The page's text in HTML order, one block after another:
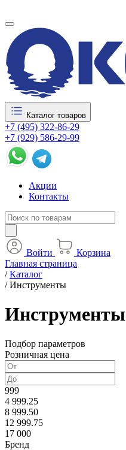
Каталог товаров
+7 (495) 322-86-29
+7 (929) 586-29-99
Акции
Контакты
Войти
Корзина
Главная страница
/Каталог
/Инструменты
Инструменты
Подбор параметров
Розничная цена
999
4 999.25
8 999.50
12 999.75
17 000
Бренд